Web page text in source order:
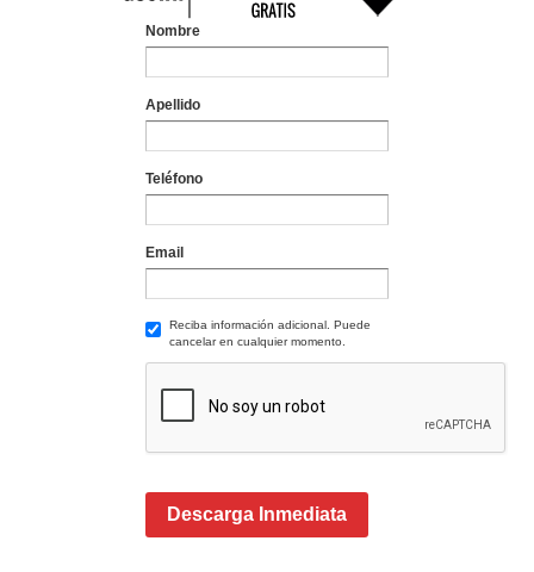
Nombre
Apellido
Teléfono
Email
Reciba información adicional. Puede
cancelar en cualquier momento.
Descarga Inmediata